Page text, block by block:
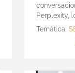
Perplexity,
Temática: